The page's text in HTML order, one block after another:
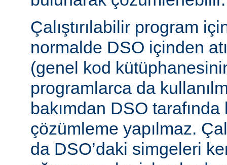
Çalıştırılabilir program
normalde DSO içinden
(genel kod
programlarca da
bakımdan DSO
çözümleme yapılmaz.
da DSO’daki simgeleri